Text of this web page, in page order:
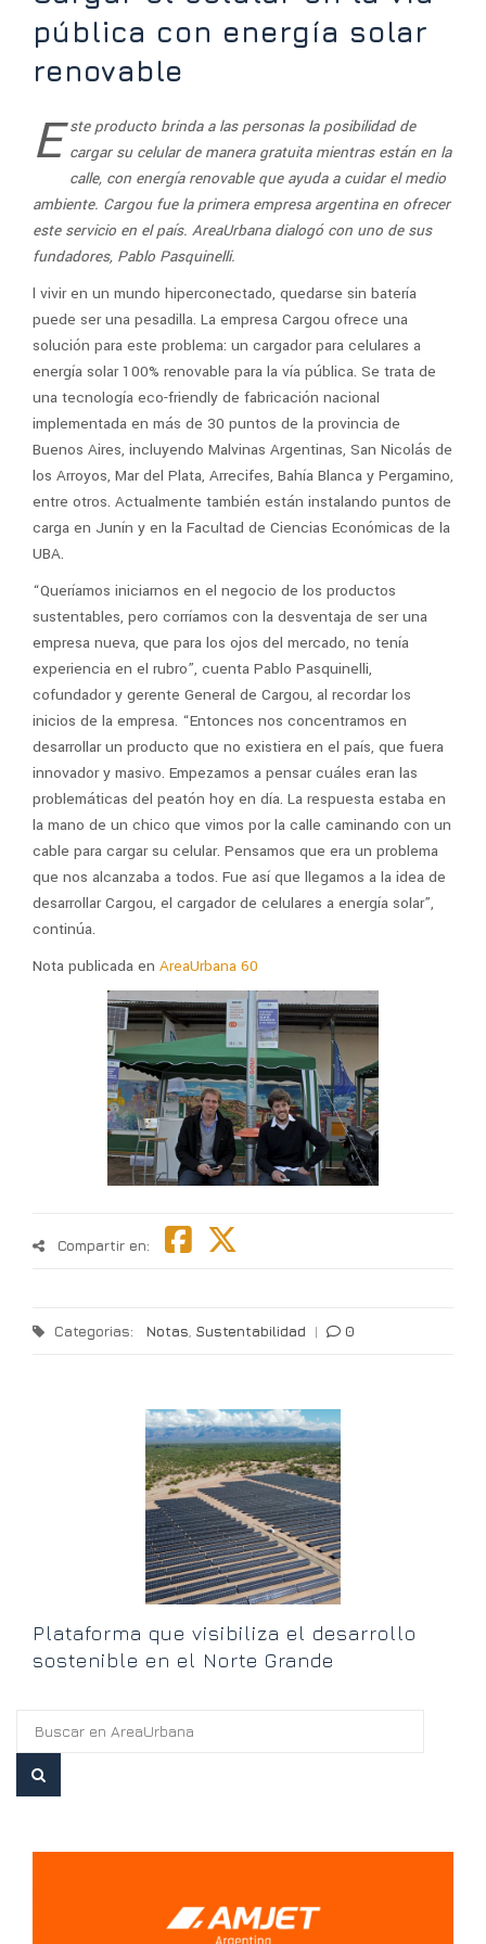
pública con energía solar
renovable
E ste producto brinda a las personas la posibilidad de
cargar su celular de manera gratuita mientras están en la
calle, con energía renovable que ayuda a cuidar el medio
ambiente. Cargou fue la primera empresa argentina en ofrecer
este servicio en el país. AreaUrbana dialogó con uno de sus
fundadores, Pablo Pasquinelli.
l vivir en un mundo hiperconectado, quedarse sin batería
puede ser una pesadilla. La empresa Cargou ofrece una
solución para este problema: un cargador para celulares a
energía solar 100% renovable para la vía pública. Se trata de
una tecnología eco-friendly de fabricación nacional
implementada en más de 30 puntos de la provincia de
Buenos Aires, incluyendo Malvinas Argentinas, San Nicolás de
los Arroyos, Mar del Plata, Arrecifes, Bahía Blanca y Pergamino,
entre otros. Actualmente también están instalando puntos de
carga en Junín y en la Facultad de Ciencias Económicas de la
UBA.
“Queríamos iniciarnos en el negocio de los productos
sustentables, pero corríamos con la desventaja de ser una
empresa nueva, que para los ojos del mercado, no tenía
experiencia en el rubro”, cuenta Pablo Pasquinelli,
cofundador y gerente General de Cargou, al recordar los
inicios de la empresa. “Entonces nos concentramos en
desarrollar un producto que no existiera en el país, que fuera
innovador y masivo. Empezamos a pensar cuáles eran las
problemáticas del peatón hoy en día. La respuesta estaba en
la mano de un chico que vimos por la calle caminando con un
cable para cargar su celular. Pensamos que era un problema
que nos alcanzaba a todos. Fue así que llegamos a la idea de
desarrollar Cargou, el cargador de celulares a energía solar”,
continúa.
Nota publicada en AreaUrbana 60
Compartir en:
Categorias: Notas Sustentabilidad | 0
Plataforma que visibiliza el desarrollo
sostenible en el Norte Grande